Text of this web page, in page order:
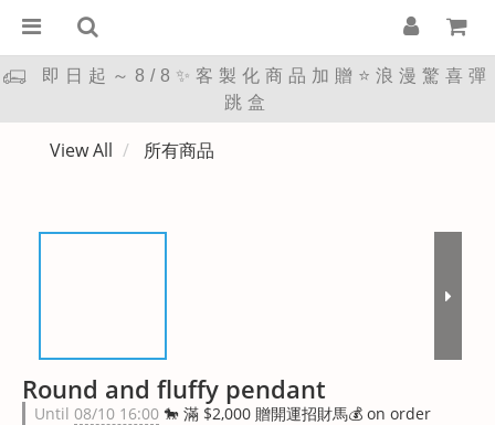
即日起～8/8✨客製化商品加贈⭐浪漫驚喜彈
跳盒
View All 所有商品
Round and fluffy pendant
Until 08/10 16:00 🐎 滿 $2,000 贈開運招財馬💰 on order